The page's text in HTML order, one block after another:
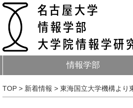
情報学部
TOP > 新着情報 > 東海国立大学機構より